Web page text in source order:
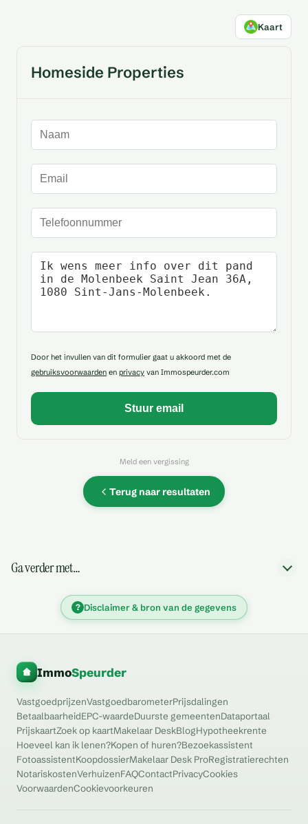
Kaart
Homeside Properties
Naam
E-mailadres
Telefoonnummer
Uw bericht
Door het invullen van dit formulier gaat u akkoord met de
gebruiksvoorwaarden en privacy van Immospeurder.com
Meld een vergissing
Terug naar resultaten
Ga verder met…
? Disclaimer & bron van de gegevens
ImmoSpeurder
VastgoedprijzenVastgoedbarometerPrijsdalingen
BetaalbaarheidEPC-waardeDuurste gemeentenDataportaal
PrijskaartZoek op kaartMakelaar DeskBlogHypotheekrente
Hoeveel kan ik lenen?Kopen of huren?Bezoekassistent
FotoassistentKoopdossierMakelaar Desk ProRegistratierechten
NotariskostenVerhuizenFAQContactPrivacyCookies
VoorwaardenCookievoorkeuren